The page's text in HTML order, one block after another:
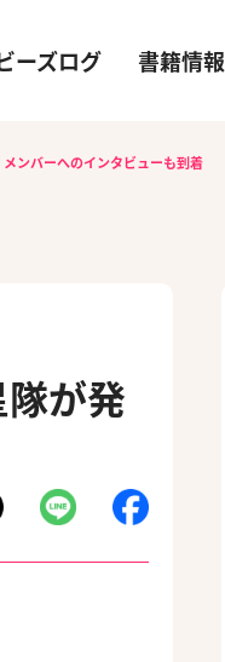
ーズログ 書籍情報
ンバーへのインタビューも到着
が発